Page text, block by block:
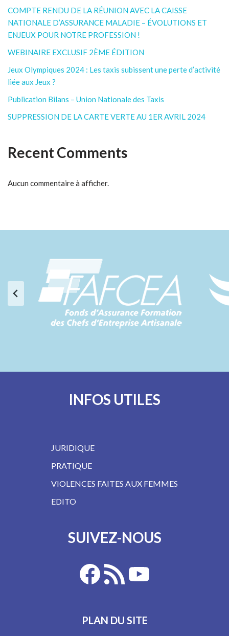
COMPTE RENDU DE LA RÉUNION AVEC LA CAISSE
NATIONALE D’ASSURANCE MALADIE – ÉVOLUTIONS ET
ENJEUX POUR NOTRE PROFESSION !
WEBINAIRE EXCLUSIF 2ÈME ÉDITION
Jeux Olympiques 2024 : Les taxis subissent une perte d’activité
liée aux Jeux ?
Publication Bilans – Union Nationale des Taxis
SUPPRESSION DE LA CARTE VERTE AU 1ER AVRIL 2024
Recent Comments
Aucun commentaire à afficher.
INFOS UTILES
JURIDIQUE
PRATIQUE
VIOLENCES FAITES AUX FEMMES
EDITO
SUIVEZ-NOUS
PLAN DU SITE